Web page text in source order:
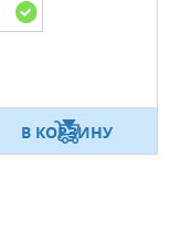
В КОРЗИНУ